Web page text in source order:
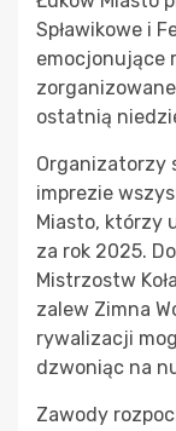
Spławikowe i
emocjonujące
ostatnią
Organizatorzy
imprezie
Miasto, którzy
za rok 2025.
Mistrzostw
zalew Zimna
rywalizacji
dzwoniąc na
Zawody